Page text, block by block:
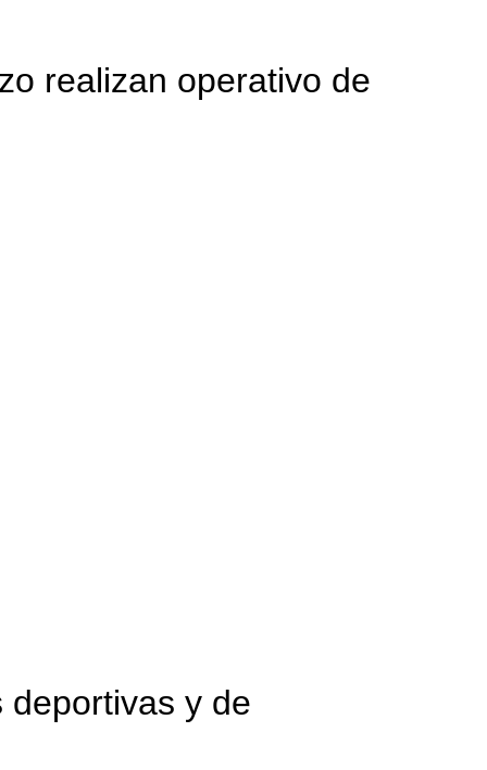
realizan operativo de
deportivas y de